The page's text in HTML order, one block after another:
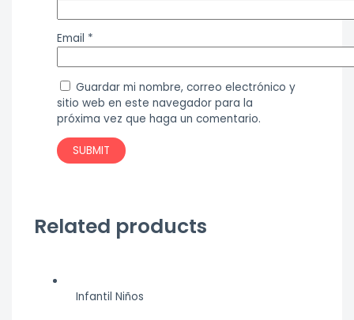
Email *
Guardar mi nombre, correo electrónico y
sitio web en este navegador para la
próxima vez que haga un comentario.
Related products
Infantil Niños